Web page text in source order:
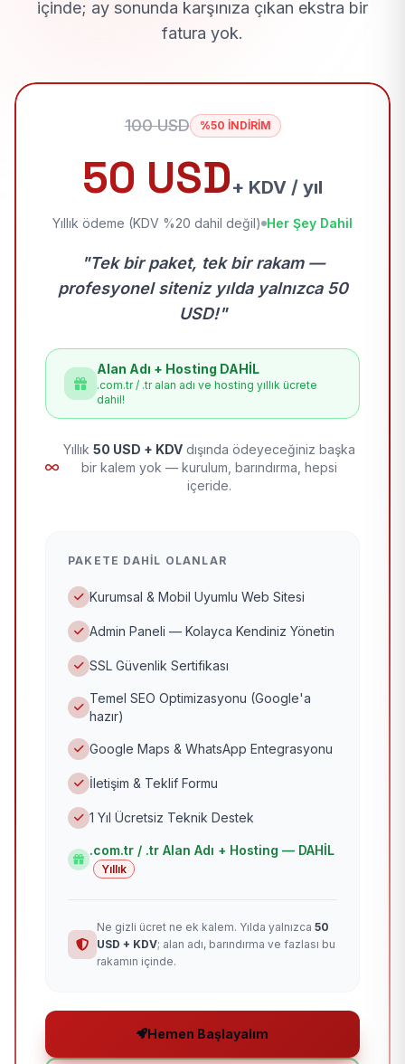
içinde; ay sonunda karşınıza çıkan ekstra bir
fatura yok.
100 USD %50 İNDİRİM
50 USD+ KDV / yıl
Yıllık ödeme (KDV %20 dahil değil) Her Şey Dahil
"Tek bir paket, tek bir rakam —
profesyonel siteniz yılda yalnızca 50
USD!"
Alan Adı + Hosting DAHİL
.com.tr / .tr alan adı ve hosting yıllık ücrete
dahil!
Yıllık 50 USD + KDV dışında ödeyeceğiniz başka
bir kalem yok — kurulum, barındırma, hepsi
içeride.
PAKETE DAHIL OLANLAR
Kurumsal & Mobil Uyumlu Web Sitesi
Admin Paneli — Kolayca Kendiniz Yönetin
SSL Güvenlik Sertifikası
Temel SEO Optimizasyonu (Google'a
hazır)
Google Maps & WhatsApp Entegrasyonu
İletişim & Teklif Formu
1 Yıl Ücretsiz Teknik Destek
.com.tr / .tr Alan Adı + Hosting — DAHİL
Yıllık
Ne gizli ücret ne ek kalem. Yılda yalnızca 50
USD + KDV; alan adı, barındırma ve fazlası bu
rakamın içinde.
Hemen Başlayalım